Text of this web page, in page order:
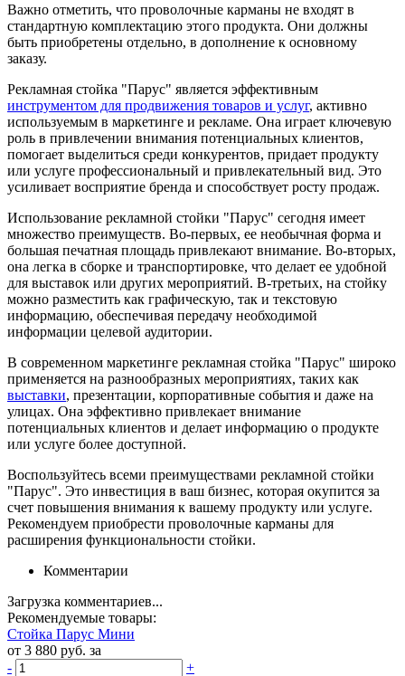
Важно отметить, что проволочные карманы не входят в
стандартную комплектацию этого продукта. Они должны
быть приобретены отдельно, в дополнение к основному
заказу.
Рекламная стойка "Парус" является эффективным
инструментом для продвижения товаров и услуг, активно
используемым в маркетинге и рекламе. Она играет ключевую
роль в привлечении внимания потенциальных клиентов,
помогает выделиться среди конкурентов, придает продукту
или услуге профессиональный и привлекательный вид. Это
усиливает восприятие бренда и способствует росту продаж.
Использование рекламной стойки "Парус" сегодня имеет
множество преимуществ. Во-первых, ее необычная форма и
большая печатная площадь привлекают внимание. Во-вторых,
она легка в сборке и транспортировке, что делает ее удобной
для выставок или других мероприятий. В-третьих, на стойку
можно разместить как графическую, так и текстовую
информацию, обеспечивая передачу необходимой
информации целевой аудитории.
В современном маркетинге рекламная стойка "Парус" широко
применяется на разнообразных мероприятиях, таких как
выставки, презентации, корпоративные события и даже на
улицах. Она эффективно привлекает внимание
потенциальных клиентов и делает информацию о продукте
или услуге более доступной.
Воспользуйтесь всеми преимуществами рекламной стойки
"Парус". Это инвестиция в ваш бизнес, которая окупится за
счет повышения внимания к вашему продукту или услуге.
Рекомендуем приобрести проволочные карманы для
расширения функциональности стойки.
Комментарии
Загрузка комментариев...
Рекомендуемые товары:
Стойка Парус Мини
от 3 880 руб. за
-
+